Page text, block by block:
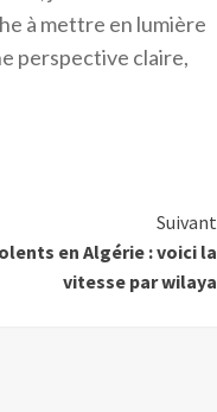
à mettre en lumière
perspective claire,
Suivant
en Algérie : voici la
vitesse par wilaya